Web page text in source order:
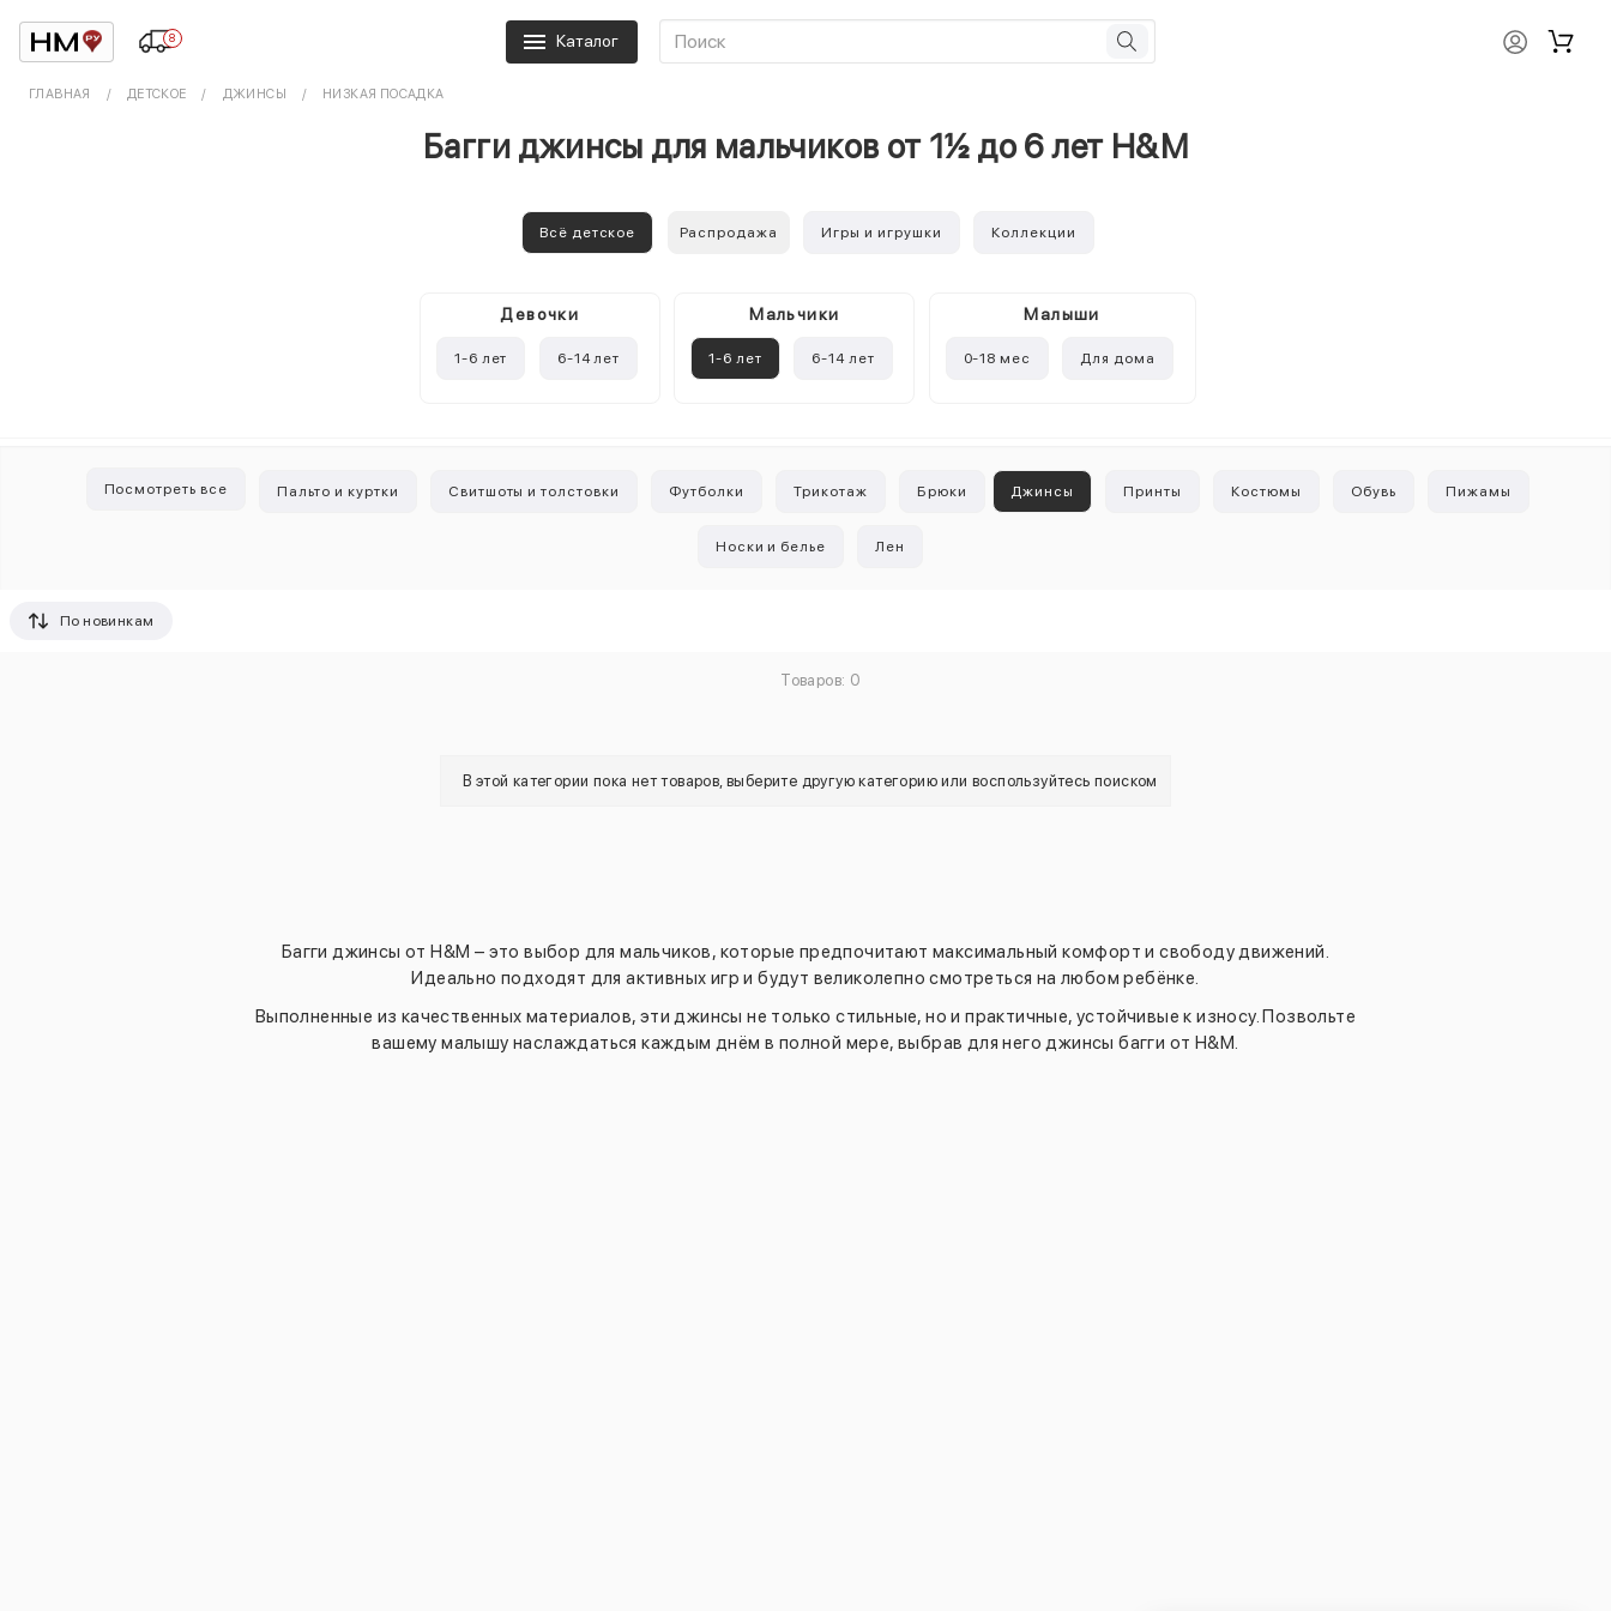
8 Каталог
ГЛАВНАЯ ДЕТСКОЕ ДЖИНСЫ НИЗКАЯ ПОСАДКА
Багги джинсы для мальчиков от 1½ до 6 лет H&M
Всё детское Распродажа Игры и игрушки Коллекции
Девочки
1-6 лет 6-14 лет
Mальчики
1-6 лет 6-14 лет
Малыши
0-18 мес Для дома
Посмотреть все Пальто и куртки Свитшоты и толстовки Футболки Трикотаж Брюки Джинсы Принты Костюмы Обувь Пижамы
Носки и белье Лен
По новинкам
Товаров: 0
В этой категории пока нет товаров, выберите другую категорию или воспользуйтесь поиском
Багги джинсы от H&M – это выбор для мальчиков, которые предпочитают максимальный комфорт и свободу движений.
Идеально подходят для активных игр и будут великолепно смотреться на любом ребёнке.
Выполненные из качественных материалов, эти джинсы не только стильные, но и практичные, устойчивые к износу. Позвольте
вашему малышу наслаждаться каждым днём в полной мере, выбрав для него джинсы багги от H&M.